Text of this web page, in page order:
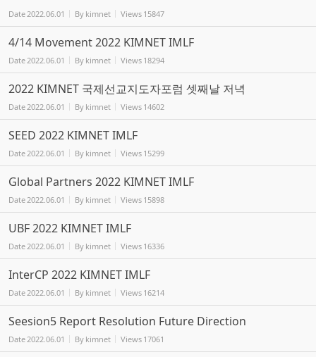
Date 2022.06.01 By kimnet Views 15847
4/14 Movement 2022 KIMNET IMLF
Date 2022.06.01 By kimnet Views 18294
2022 KIMNET 국제선교지도자포럼 셋째날 저녁
Date 2022.06.01 By kimnet Views 14602
SEED 2022 KIMNET IMLF
Date 2022.06.01 By kimnet Views 15299
Global Partners 2022 KIMNET IMLF
Date 2022.06.01 By kimnet Views 15898
UBF 2022 KIMNET IMLF
Date 2022.06.01 By kimnet Views 16336
InterCP 2022 KIMNET IMLF
Date 2022.06.01 By kimnet Views 16214
Seesion5 Report Resolution Future Direction
Date 2022.06.01 By kimnet Views 17061